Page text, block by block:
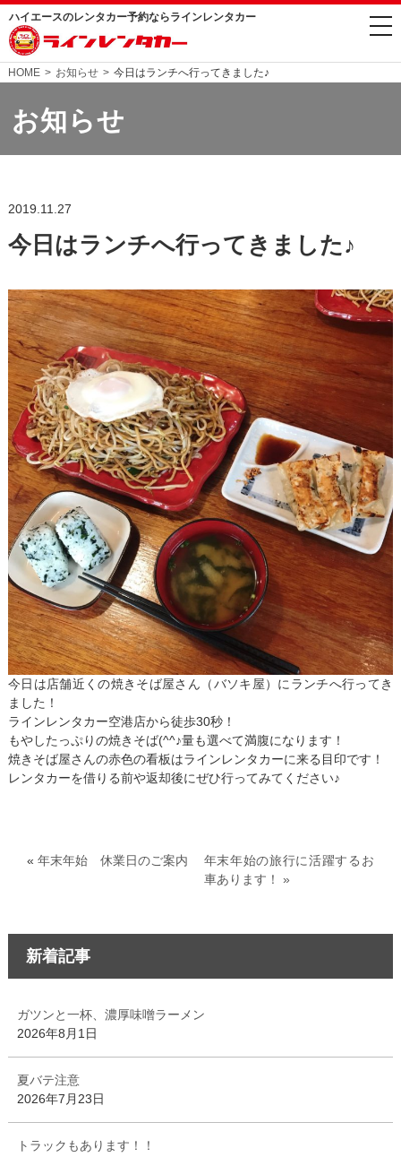
ハイエースのレンタカー予約ならラインレンタカー
HOME お知らせ 今日はランチへ行ってきました♪
お知らせ
2019.11.27
今日はランチへ行ってきました♪
今日は店舗近くの焼きそば屋さん（バソキ屋）にランチへ行ってき
ました！
ラインレンタカー空港店から徒歩30秒！
もやしたっぷりの焼きそば(^^♪量も選べて満腹になります！
焼きそば屋さんの赤色の看板はラインレンタカーに来る目印です！
レンタカーを借りる前や返却後にぜひ行ってみてください♪
«年末年始 休業日のご案内
年末年始の旅行に活躍するお
車あります！ »
新着記事
ガツンと一杯、濃厚味噌ラーメン
2026年8月1日
夏バテ注意
2026年7月23日
トラックもあります！！